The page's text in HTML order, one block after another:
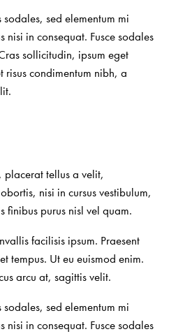
sed elementum mi
nisi in consequat. Fusce sodales
sollicitudin, ipsum eget
condimentum nibh, a
placerat tellus a velit,
nisi in cursus vestibulum,
finibus purus nisl vel quam.
facilisis ipsum. Praesent
tempus. Ut eu euismod enim.
arcu at, sagittis velit.
sed elementum mi
nisi in consequat. Fusce sodales